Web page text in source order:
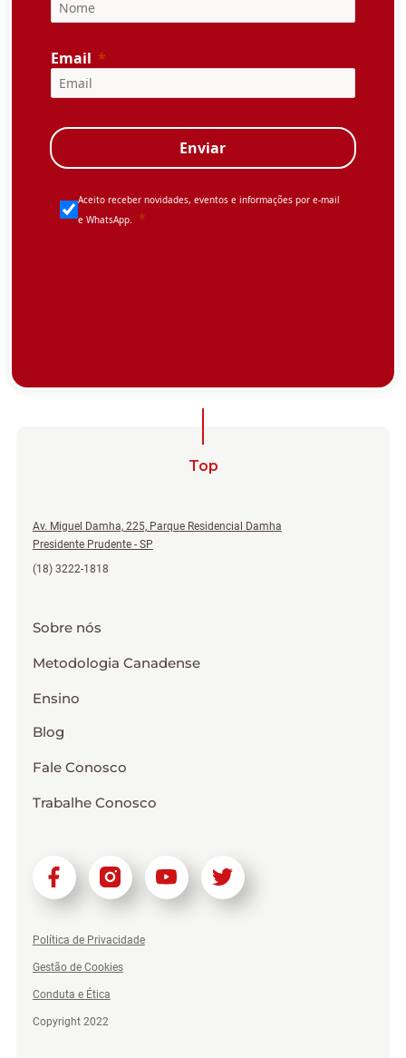
Top
Av. Miguel Damha, 225, Parque Residencial Damha
Presidente Prudente - SP
(18) 3222-1818
Sobre nós
Metodologia Canadense
Ensino
Blog
Fale Conosco
Trabalhe Conosco
Política de Privacidade
Gestão de Cookies
Conduta e Ética
Copyright 2022